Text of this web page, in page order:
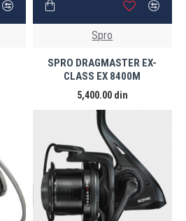
Spro
SPRO DRAGMASTER EX-
CLASS EX 8400M
5,400.00 din